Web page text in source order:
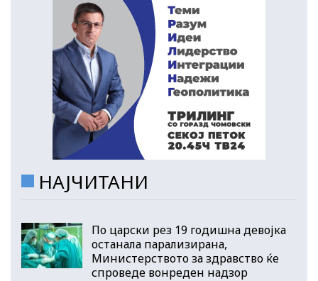
НАЈЧИТАНИ
По царски рез 19 годишна девојка
останала парализирана,
Министерството за здравство ќе
спроведе вонреден надзор